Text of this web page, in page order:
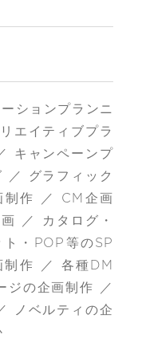
ションプランニ
エイティブプラ
キャンペーンプ
／ グラフィック
制作 ／ CM企画
／ カタログ・
ト・POP等のSP
制作 ／ 各種DM
ジの企画制作 ／
ノベルティの企